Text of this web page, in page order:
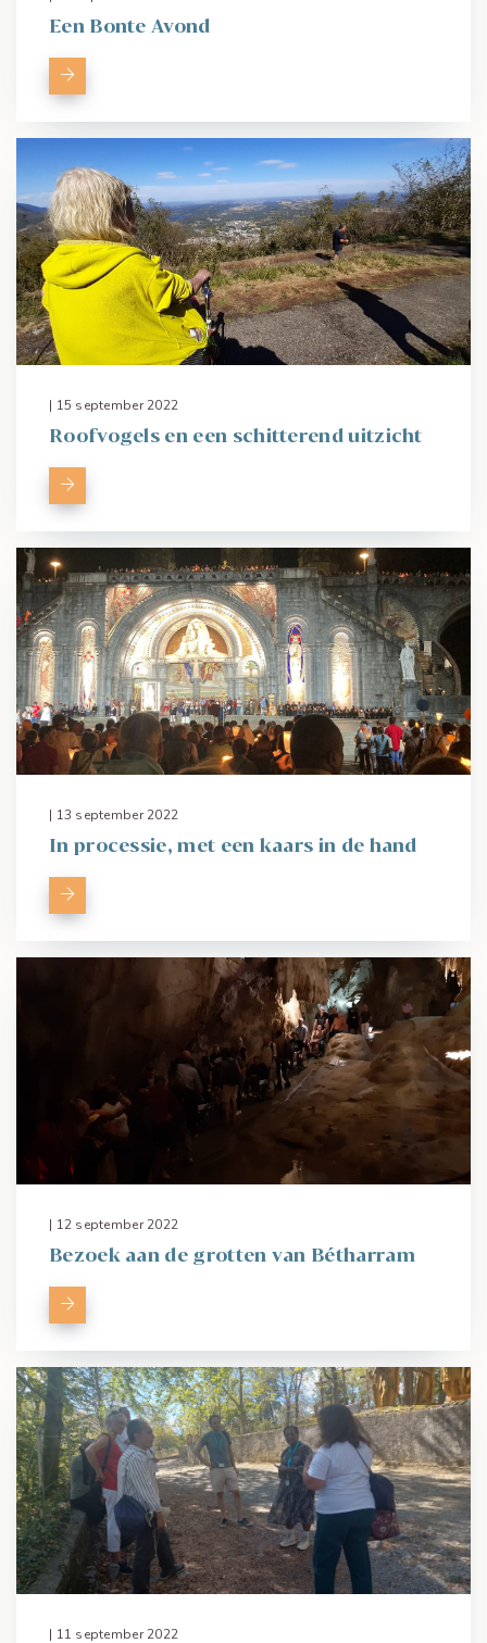
Een Bonte Avond
| 15 september 2022
Roofvogels en een schitterend uitzicht
| 13 september 2022
In processie, met een kaars in de hand
| 12 september 2022
Bezoek aan de grotten van Bétharram
| 11 september 2022